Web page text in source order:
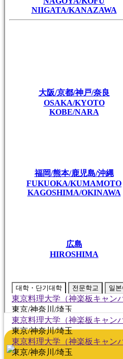
NIIGATA/KANAZAWA
大阪/京都/神戸/奈良
OSAKA/KYOTO
KOBE/NARA
福岡/熊本/鹿児島/沖縄
FUKUOKA/KUMAMOTO
KAGOSHIMA/OKINAWA
広島
HIROSHIMA
대학・단기대학 전문학교 일
東京料理大学（神楽板キャン
東京/神奈川/埼玉
東京料理大学（神楽板キャン
東京/神奈川/埼玉
東京料理大学（神楽板キャン
東京/神奈川/埼玉